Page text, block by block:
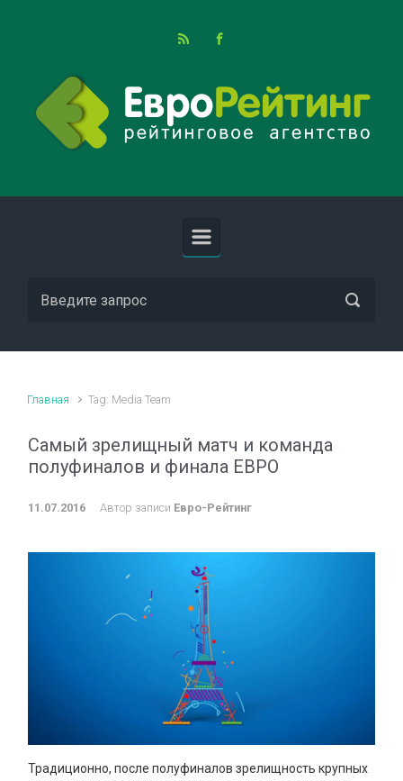
Главная Tag: Media Team
Самый зрелищный матч и команда
полуфиналов и финала ЕВРО
11.07.2016 Автор записи Евро-Рейтинг
Традиционно, после полуфиналов зрелищность крупных